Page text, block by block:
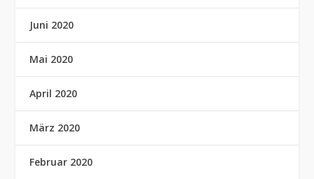
Juni 2020
Mai 2020
April 2020
März 2020
Februar 2020